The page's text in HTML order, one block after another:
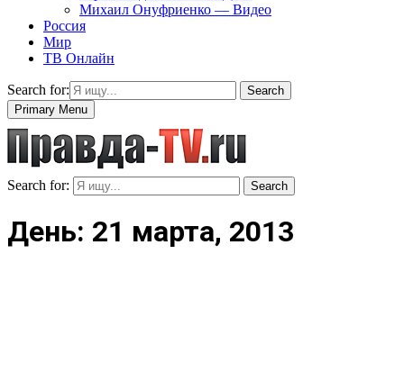
Михаил Онуфриенко — Видео
Россия
Мир
ТВ Онлайн
Search for:
Search
Primary Menu
Search for: Search
День: 21 марта, 2013